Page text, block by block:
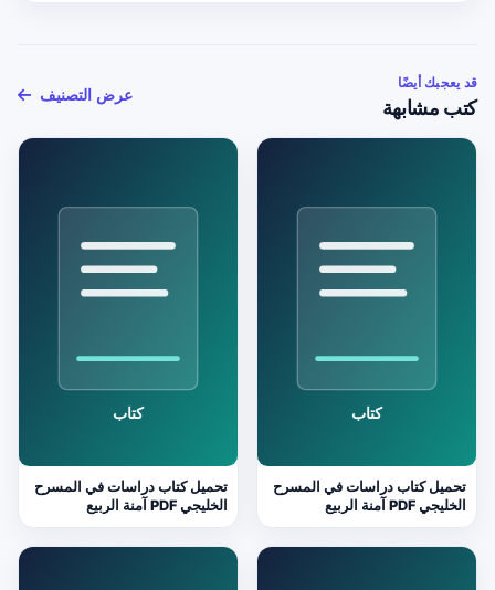
قد يعجبك أيضًا
كتب مشابهة
عرض التصنيف
تحميل كتاب دراسات في المسرح
الخليجي PDF آمنة الربيع
تحميل كتاب دراسات في المسرح
الخليجي PDF آمنة الربيع